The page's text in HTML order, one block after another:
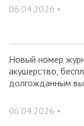
06.04.2026 •
Новый номер
акушерство,
долгожданным
06.04.2026 •